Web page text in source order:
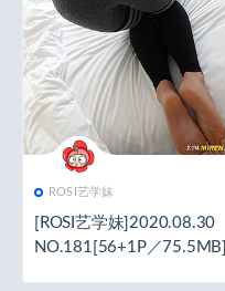
ROSI艺学妹
[ROSI艺学妹]2020.08.30
NO.181[56+1P／75.5MB]